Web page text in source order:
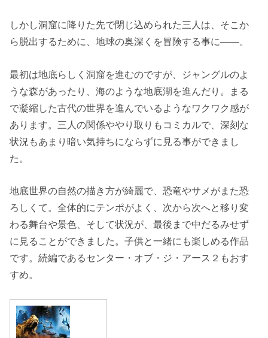
しかし洞窟に降りた先で閉じ込められた三人は、そこか
ら脱出するために、地球の奥深くを冒険する事に――。
最初は地底らしく洞窟を進むのですが、ジャングルのよ
うな森があったり、海のような地底湖を進んだり。まる
で凝縮した古代の世界を進んでいるようなワクワク感が
あります。三人の関係ややり取りもコミカルで、深刻な
状況もあまり暗い気持ちにならずに見る事ができまし
た。
地底世界の自然の描き方が綺麗で、恐竜やサメがまた恐
ろしくて。全体的にテンポがよく、次から次へと移り変
わる舞台や景色、そして状況が、最後まで中だるみせず
に見ることができました。子供と一緒にも楽しめる作品
です。続編であるセンター・オブ・ジ・アース２もおす
すめ。